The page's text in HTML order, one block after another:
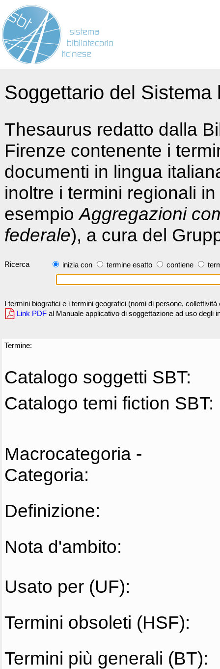
Soggettario del
Thesaurus redatto dalla
Firenze contenente i
documenti in lingua
inoltre i termini regionali
esempioAggregazioni
federale), a cura del
Ricerca inizia con termine esatto contiene
I termini biografici e i termini geografici (nomi di persone,
Link PDF al Manuale applicativo di soggettazione ad uso degli
Termine:
Catalogo soggetti SBT:
Catalogo temi fiction SBT:
Macrocategoria -
Categoria:
Definizione:
Nota d'ambito:
Usato per (UF):
Termini obsoleti (HSF):
Termini più generali (BT):